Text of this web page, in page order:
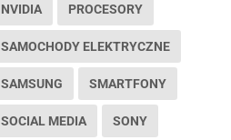
NVIDIA PROCESORY
SAMOCHODY ELEKTRYCZNE
SAMSUNG SMARTFONY
SOCIAL MEDIA SONY